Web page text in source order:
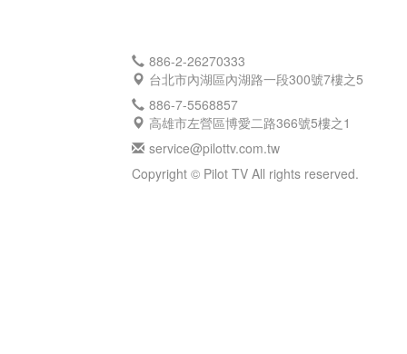
886-2-26270333
台北市內湖區內湖路一段300號7樓之5
886-7-5568857
高雄市左營區博愛二路366號5樓之1
service@pilottv.com.tw
Copyright © Pilot TV All rights reserved.